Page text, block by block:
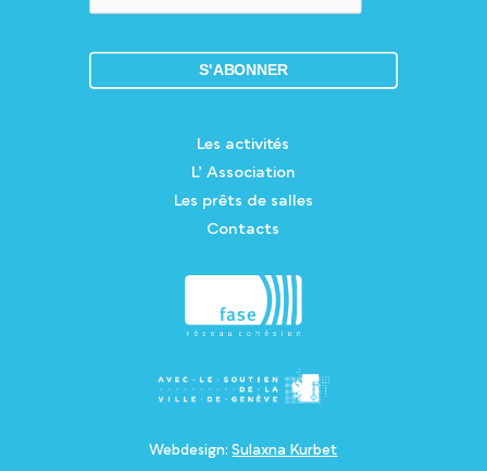
Les activités
L’ Association
Les prêts de salles
Contacts
Webdesign:Sulaxna Kurbet